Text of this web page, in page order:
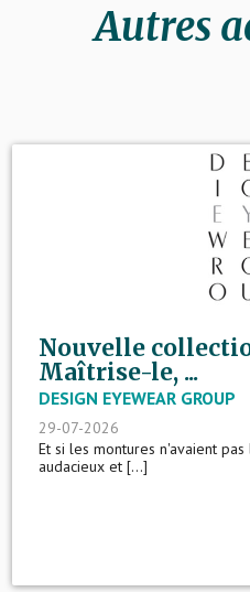
Autres
Nouvelle
Maîtrise-le, ...
DESIGN EYEWEAR GROUP
29-07-2026
Et si les montures n'avaient
audacieux et [...]